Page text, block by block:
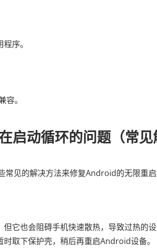
序。
。
启动循环的问题（常见
常见的解决方法来修复Android的无限重
它也会阻碍手机快速散热，导致过热的
取下保护壳，稍后再重启Android设备。